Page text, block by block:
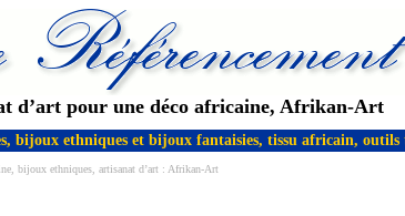
d’art pour une déco africaine, Afrikan-Art
bijoux ethniques et bijoux fantaisies, tissu africain,
bijoux ethniques, artisanat d’art : Afrikan-Art